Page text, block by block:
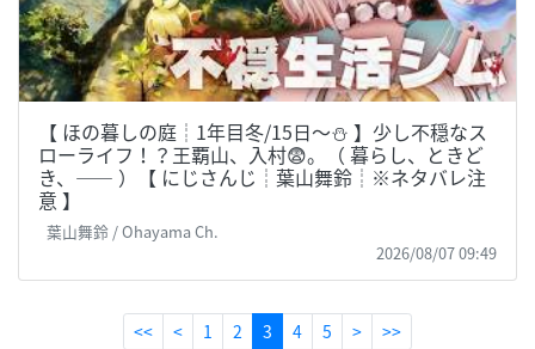
【 ほの暮しの庭┊︎1年目冬/15日～⛄ 】少し不穏なス
ローライフ！？王覇山、入村😨。（ 暮らし、ときど
き、―― ）【 にじさんじ┊︎葉山舞鈴┊︎※ネタバレ注
意 】
葉山舞鈴 / Ohayama Ch.
2026/08/07 09:49
<< < 1 2 3 (current)
4 5 > >>